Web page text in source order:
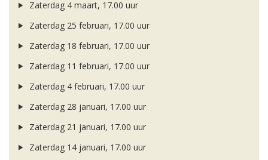
Zaterdag 4 maart, 17.00 uur
Zaterdag 25 februari, 17.00 uur
Zaterdag 18 februari, 17.00 uur
Zaterdag 11 februari, 17.00 uur
Zaterdag 4 februari, 17.00 uur
Zaterdag 28 januari, 17.00 uur
Zaterdag 21 januari, 17.00 uur
Zaterdag 14 januari, 17.00 uur